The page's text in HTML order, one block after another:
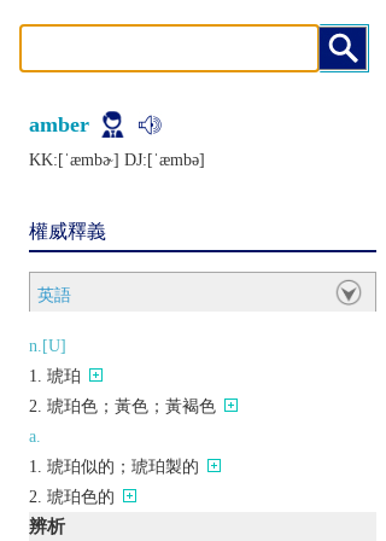
amber
KK:[ˈæmbɚ] DJ:[ˈæmbǝ]
權威釋義
英語
n.[U]
琥珀
琥珀色；黃色；黃褐色
a.
琥珀似的；琥珀製的
琥珀色的
辨析